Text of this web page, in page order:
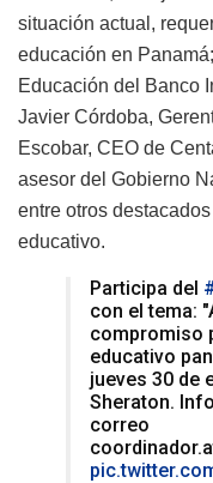
situación actual,
educación en
Educación del Banco
Javier Córdoba,
Escobar, CEO de
asesor del Gobierno
entre otros
educativo.
Participa del
con el tema:
compromiso
educativo
jueves 30 de
Sheraton.
correo